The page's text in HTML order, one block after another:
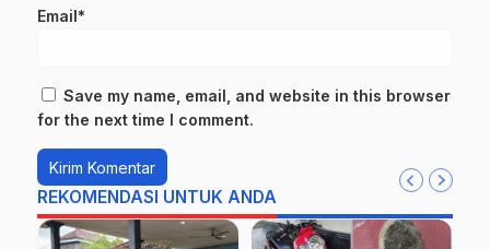
Email*
Save my name, email, and website in this browser
for the next time I comment.
REKOMENDASI UNTUK ANDA